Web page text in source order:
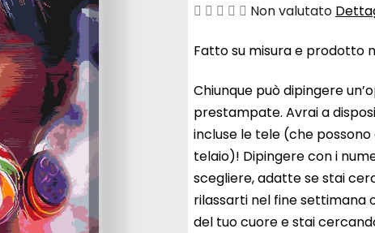
La
media
prodotto
è
0,0
su
5
stelle.
Non valutato
Fatto su misura e prodotto
Chiunque può dipingere
prestampate. Avrai a
incluse le tele (che
telaio)! Dipingere con i
scegliere, adatte se stai
rilassarti nel fine settimana
del tuo cuore e stai